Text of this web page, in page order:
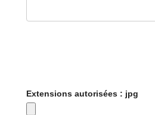
Extensions autorisées : jpg